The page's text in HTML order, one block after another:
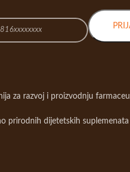
za razvoj i proizvodnju
prirodnih dijetetskih